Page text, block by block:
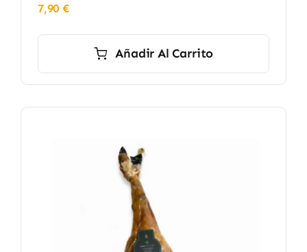
7,90€
Añadir Al Carrito